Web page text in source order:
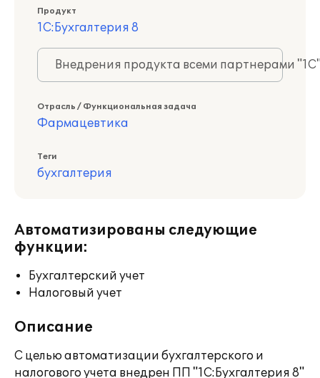
Продукт
1С:Бухгалтерия 8
Внедрения продукта всеми партнерами
Отрасль / Функциональная задача
Фармацевтика
Теги
бухгалтерия
Автоматизированы следующие
функции:
Бухгалтерский учет
Налоговый учет
Описание
С целью автоматизации бухгалтерского и
налогового учета внедрен ПП "1С:Бухгалтерия 8"